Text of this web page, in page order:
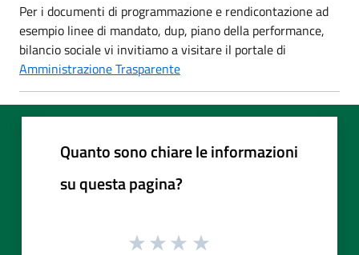
Per i documenti di programmazione e rendicontazione ad
esempio linee di mandato, dup, piano della performance,
bilancio sociale vi invitiamo a visitare il portale di
Amministrazione Trasparente
Quanto sono chiare le informazioni
su questa pagina?